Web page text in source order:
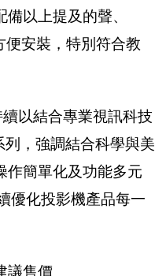
以上提及的聲、
安裝，特別符合教
以結合專業視訊科技
，強調結合科學與美
作簡單化及功能多元
優化投影機產品每一
議售價